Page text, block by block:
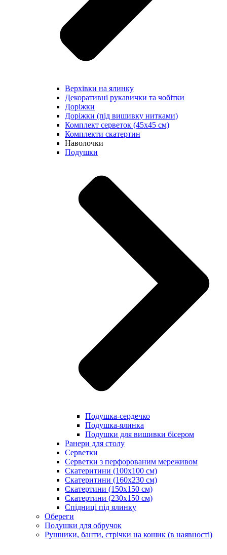
Верхівки на ялинку
Декоративні рукавички та чобітки
Доріжки
Доріжки (під вишивку нитками)
Комплект серветок (45х45 см)
Комплекти скатертин
Наволочки
Подушки
Подушка-сердечко
Подушка-ялинка
Подушки для вишивки бісером
Ранери для столу
Серветки
Серветки з перфорованим мереживом
Скатеритини (100х100 см)
Скатеритини (160х230 см)
Скатертини (150х150 см)
Скатертини (230х150 см)
Спідниці під ялинку
Обереги
Подушки для обручок
Рушники, банти, стрічки на кошик (в наявності)